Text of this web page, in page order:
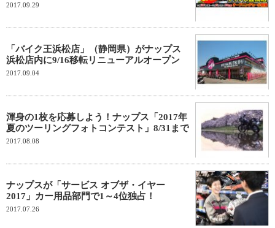
2017.09.29
「バイク王浜松店」（静岡県）がナップス
浜松店内に9/16移転リニューアルオープン
2017.09.04
渾身の1枚を応募しよう！ナップス「2017年
夏のツーリングフォトコンテスト」8/31まで
2017.08.08
ナップスが「サービス オブザ・イヤー
2017」カー用品部門で1～4位独占！
2017.07.26